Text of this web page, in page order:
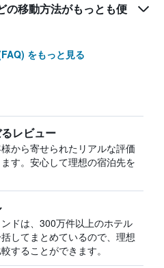
の移動方法がもっとも便
をもっと見る
レビュー
から寄せられたリアルな評価
す。安心して理想の宿泊先を
ドは、300万件以上のホテル
してまとめているので、理想
することができます。